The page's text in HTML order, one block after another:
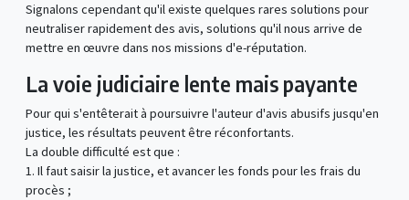
Signalons cependant qu'il existe quelques rares solutions pour
neutraliser rapidement des avis, solutions qu'il nous arrive de
mettre en œuvre dans nos missions d'e-réputation.
La voie judiciaire lente mais payante
Pour qui s'entêterait à poursuivre l'auteur d'avis abusifs jusqu'en
justice, les résultats peuvent être réconfortants.
La double difficulté est que :
1. Il faut saisir la justice, et avancer les fonds pour les frais du
procès ;